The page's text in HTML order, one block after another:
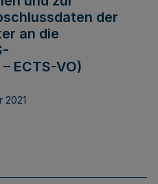
der
an die
ECTS-VO)
2021